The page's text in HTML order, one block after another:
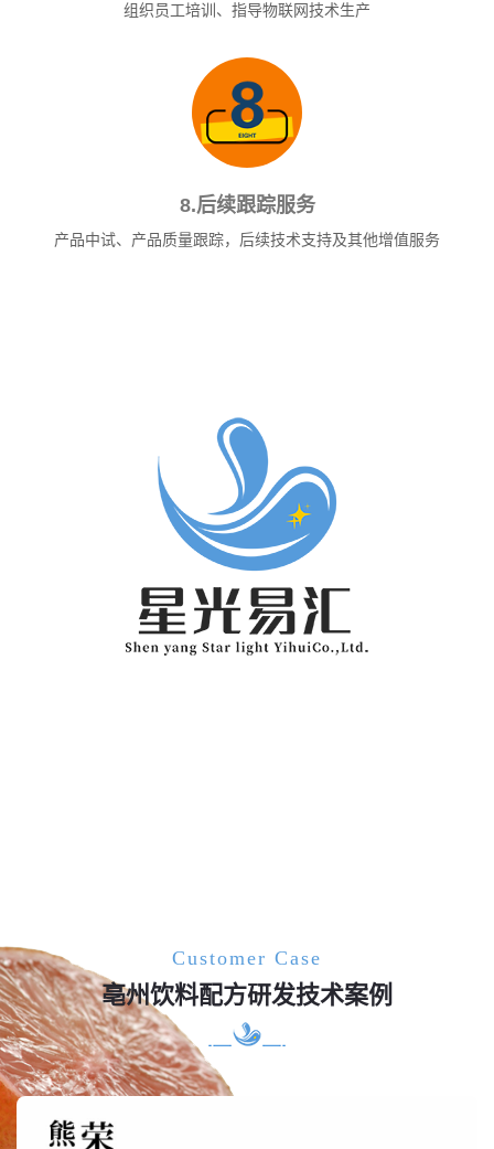
组织员工培训、指导物联网技术生产
8.后续跟踪服务
产品中试、产品质量跟踪，后续技术支持及其他增值服务
Customer Case
亳州饮料配方研发技术案例